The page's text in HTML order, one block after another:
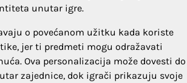
unutar igre.
o povećanom užitku kada koriste
jer ti predmeti mogu odražavati
Ova personalizacija može dovesti do
zajednice, dok igrači prikazuju svoje